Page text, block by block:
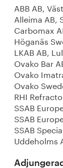
ABB AB,
Alleima AB,
Carbomax
Höganäs
LKAB AB,
Ovako Bar
Ovako
Ovako
RHI
SSAB
SSAB
SSAB
Uddeholms